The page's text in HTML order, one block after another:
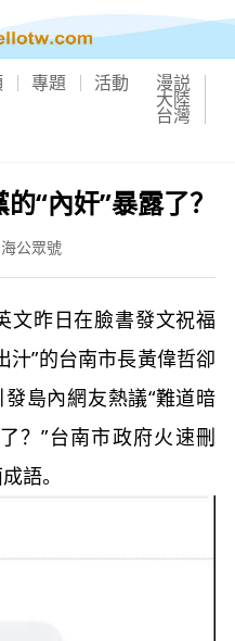
專題 活動 漫説
大陸
台灣
“內奸”暴露了？
公眾號
昨日在臉書發文祝福
汁”的台南市長黃偉哲卻
島內網友熱議“難道暗
？”台南市政府火速刪
語。